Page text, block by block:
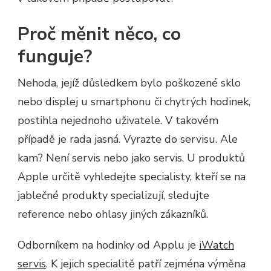
Proč měnit něco, co
funguje?
Nehoda, jejíž důsledkem bylo poškozené sklo
nebo displej u smartphonu či chytrých hodinek,
postihla nejednoho uživatele. V takovém
případě je rada jasná. Vyrazte do servisu. Ale
kam? Není servis nebo jako servis. U produktů
Apple určitě vyhledejte specialisty, kteří se na
jablečné produkty specializují, sledujte
reference nebo ohlasy jiných zákazníků.
Odborníkem na hodinky od Applu je iWatch
servis. K jejich specialitě patří zejména výměna